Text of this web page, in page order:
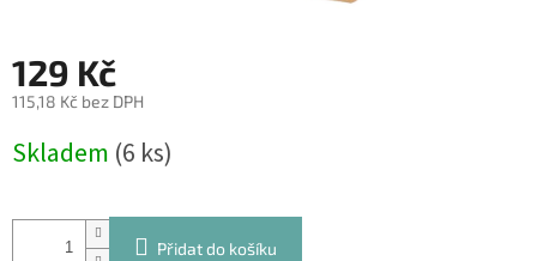
129 Kč
115,18 Kč bez DPH
cena:
Skladem (6 ks)
Přidat do košíku